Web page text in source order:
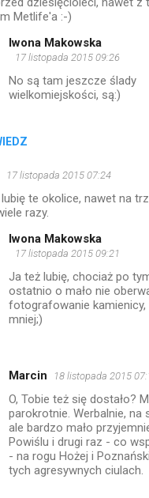
Metlife'a :-)
Iwona Makowska
17 listopada 2015 09:26
No są tam jeszcze ślady
wielkomiejskości, są:)
17 listopada 2015 07:24
te okolice, nawet na
razy.
Iwona Makowska
17 listopada 2015 09:21
Ja też lubię, chociaż po
ostatnio o mało nie
fotografowanie
mniej;)
Marcin 18 listopada 2015
O, Tobie też się dostało?
parokrotnie. Werbalnie, na
ale bardzo mało
Powiślu i drugi raz - co
- na rogu Hożej i
tych agresywnych ciulach.